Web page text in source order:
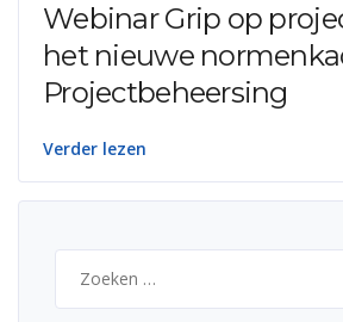
Webinar Grip op
het nieuwe
Projectbeheersing
Verder lezen
naar: